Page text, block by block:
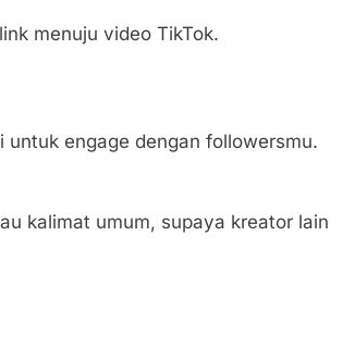
menuju video TikTok.
engage dengan followersmu.
kalimat umum, supaya kreator lain